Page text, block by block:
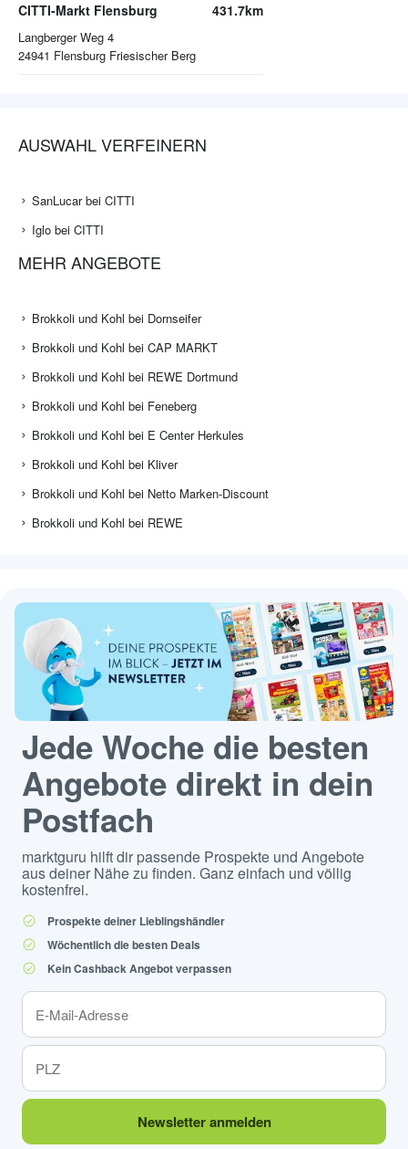
CITTI-Markt Flensburg
Langberger Weg 4
24941 Flensburg Friesischer Berg
431.7km
AUSWAHL VERFEINERN
SanLucar bei CITTI
Iglo bei CITTI
MEHR ANGEBOTE
Brokkoli und Kohl bei Dornseifer
Brokkoli und Kohl bei CAP MARKT
Brokkoli und Kohl bei REWE Dortmund
Brokkoli und Kohl bei Feneberg
Brokkoli und Kohl bei E Center Herkules
Brokkoli und Kohl bei Kliver
Brokkoli und Kohl bei Netto Marken-Discount
Brokkoli und Kohl bei REWE
Jede Woche die besten
Angebote direkt in dein
Postfach
marktguru hilft dir passende Prospekte und Angebote
aus deiner Nähe zu finden. Ganz einfach und völlig
kostenfrei.
Prospekte deiner Lieblingshändler
Wöchentlich die besten Deals
Kein Cashback Angebot verpassen
Newsletter anmelden